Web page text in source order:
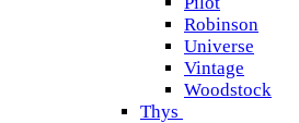
Robinson
Universe
Vintage
Woodstock
Thys